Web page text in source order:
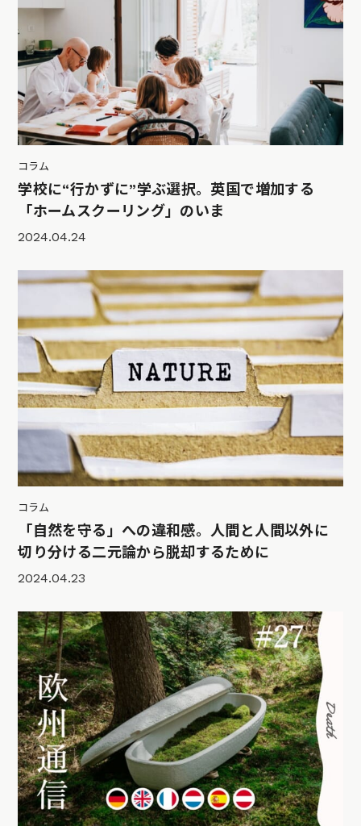
コラム
学校に“行かずに”学ぶ選択。英国で増加する
「ホームスクーリング」のいま
2024.04.24
コラム
「自然を守る」への違和感。人間と人間以外に
切り分ける二元論から脱却するために
2024.04.23